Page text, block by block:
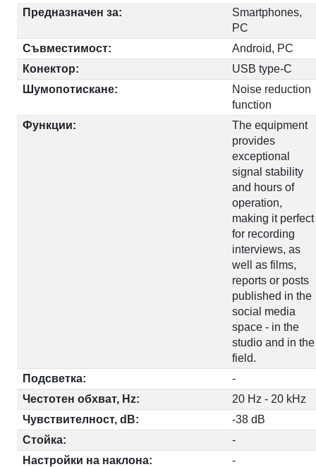
Предназначен за:
Smartphones,
PC
Съвместимост:
Android, PC
Конектор:
USB type-C
Шумопотискане:
Noise reduction
function
Функции:
The equipment
provides
exceptional
signal stability
and hours of
operation,
making it perfect
for recording
interviews, as
well as films,
reports or posts
published in the
social media
space - in the
studio and in the
field.
Подсветка:
-
Честотен обхват, Hz:
20 Hz - 20 kHz
Чувствителност, dB:
-38 dB
Стойка:
-
Настройки на наклона:
-